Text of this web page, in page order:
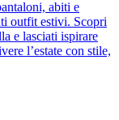
abiti e
outfit estivi. Scopri
e lasciati ispirare
l’estate con stile,